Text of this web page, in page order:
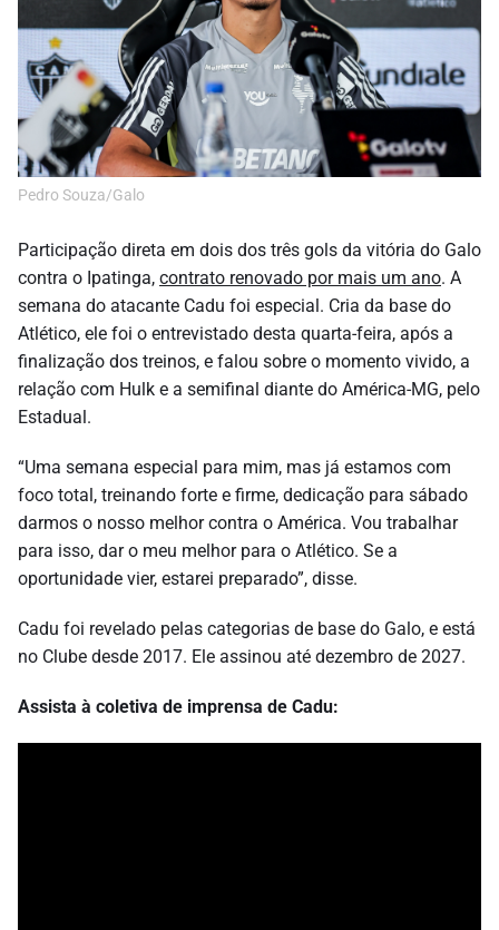
Pedro Souza/Galo
Participação direta em dois dos três gols da vitória do Galo
contra o Ipatinga, contrato renovado por mais um ano. A
semana do atacante Cadu foi especial. Cria da base do
Atlético, ele foi o entrevistado desta quarta-feira, após a
finalização dos treinos, e falou sobre o momento vivido, a
relação com Hulk e a semifinal diante do América-MG, pelo
Estadual.
“Uma semana especial para mim, mas já estamos com
foco total, treinando forte e firme, dedicação para sábado
darmos o nosso melhor contra o América. Vou trabalhar
para isso, dar o meu melhor para o Atlético. Se a
oportunidade vier, estarei preparado”, disse.
Cadu foi revelado pelas categorias de base do Galo, e está
no Clube desde 2017. Ele assinou até dezembro de 2027.
Assista à coletiva de imprensa de Cadu: